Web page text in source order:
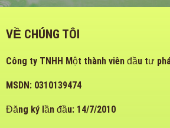
VỀ CHÚNG TÔI
Công ty TNHH Một thành viên đầu tư
MSDN: 0310139474
Đăng ký lần đầu: 14/7/2010